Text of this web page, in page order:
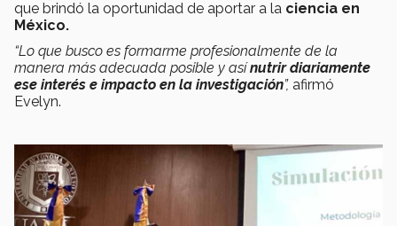
que brindó la oportunidad de aportar a la ciencia en
México.
“Lo que busco es formarme profesionalmente de la
manera más adecuada posible y asínutrir diariamente
ese interés e impacto en la investigación”, afirmó
Evelyn.